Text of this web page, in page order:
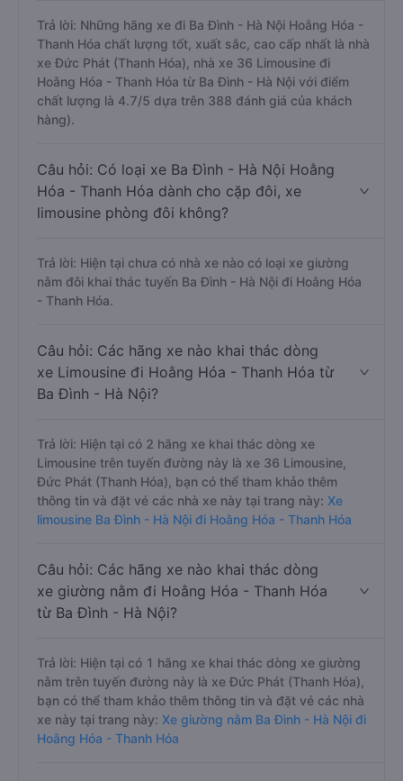
Trả lời: Những hãng xe đi Ba Đình - Hà Nội Hoằng Hóa -
Thanh Hóa chất lượng tốt, xuất sắc, cao cấp nhất là nhà
xe Đức Phát (Thanh Hóa), nhà xe 36 Limousine đi
Hoằng Hóa - Thanh Hóa từ Ba Đình - Hà Nội với điểm
chất lượng là 4.7/5 dựa trên 388 đánh giá của khách
hàng).
Câu hỏi: Có loại xe Ba Đình - Hà Nội Hoằng
Hóa - Thanh Hóa dành cho cặp đôi, xe
limousine phòng đôi không?
Trả lời: Hiện tại chưa có nhà xe nào có loại xe giường
nằm đôi khai thác tuyến Ba Đình - Hà Nội đi Hoằng Hóa
- Thanh Hóa.
Câu hỏi: Các hãng xe nào khai thác dòng
xe Limousine đi Hoằng Hóa - Thanh Hóa từ
Ba Đình - Hà Nội?
Trả lời: Hiện tại có 2 hãng xe khai thác dòng xe
Limousine trên tuyến đường này là xe 36 Limousine,
Đức Phát (Thanh Hóa), bạn có thể tham khảo thêm
thông tin và đặt vé các nhà xe này tại trang này: Xe
limousine Ba Đình - Hà Nội đi Hoằng Hóa - Thanh Hóa
Câu hỏi: Các hãng xe nào khai thác dòng
xe giường nằm đi Hoằng Hóa - Thanh Hóa
từ Ba Đình - Hà Nội?
Trả lời: Hiện tại có 1 hãng xe khai thác dòng xe giường
nằm trên tuyến đường này là xe Đức Phát (Thanh Hóa),
bạn có thể tham khảo thêm thông tin và đặt vé các nhà
xe này tại trang này: Xe giường nằm Ba Đình - Hà Nội đi
Hoằng Hóa - Thanh Hóa